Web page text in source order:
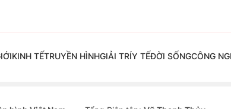
KINH TẾTRUYỀN HÌNHGIẢI TRÍY TẾĐỜI SỐNGCÔNG